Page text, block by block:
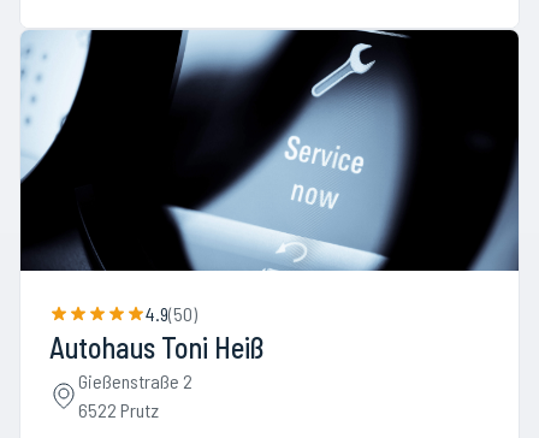
4.9(50)
Autohaus Toni Heiß
Gießenstraße 2
6522 Prutz